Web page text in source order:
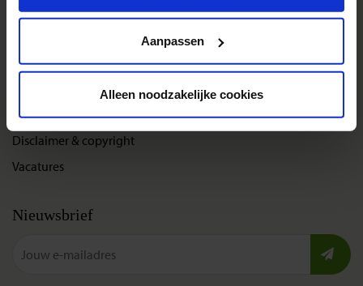
Aanpassen
Alleen noodzakelijke cookies
Bel, mail of chat met ons
Cookies instellingen
Disclaimer & copyright
Vacatures
Nieuwsbrief